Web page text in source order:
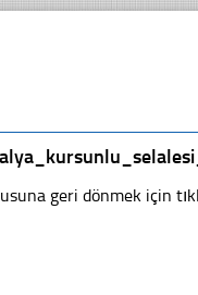
geri dönmek için